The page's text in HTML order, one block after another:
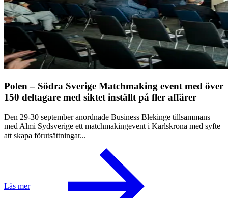
Polen – Södra Sverige Matchmaking event med över
150 deltagare med siktet inställt på fler affärer
Den 29-30 september anordnade Business Blekinge tillsammans
med Almi Sydsverige ett matchmakingevent i Karlskrona med syfte
att skapa förutsättningar...
Läs mer